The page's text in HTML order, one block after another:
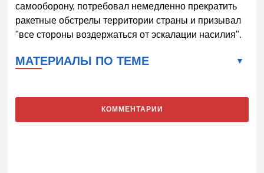
самооборону, потребовал немедленно прекратить
ракетные обстрелы территории страны и призывал
"все стороны воздержаться от эскалации насилия".
МАТЕРИАЛЫ ПО ТЕМЕ
КОММЕНТАРИИ